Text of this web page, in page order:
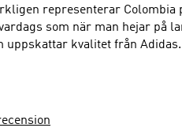
representerar Colombia
hejar på landslaget. Jag rekommenderar
kvalitet från Adidas.